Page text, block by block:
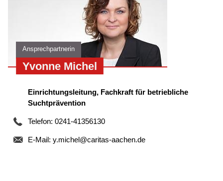
Ansprechpartnerin
Yvonne Michel
Einrichtungsleitung, Fachkraft für betriebliche
Suchtprävention
Telefon: 0241-41356130
E-Mail: y.michel@caritas-aachen.de